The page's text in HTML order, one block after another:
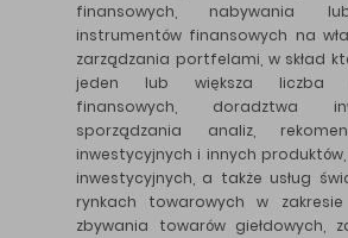
finansowych, nabywania
instrumentów finansowych na
zarządzania portfelami, w skład
jeden lub większa liczba
finansowych, doradztwa
sporządzania analiz,
inwestycyjnych i innych
inwestycyjnych, a także usług
rynkach towarowych w
zbywania towarów giełdowych,